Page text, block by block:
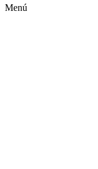
Menú